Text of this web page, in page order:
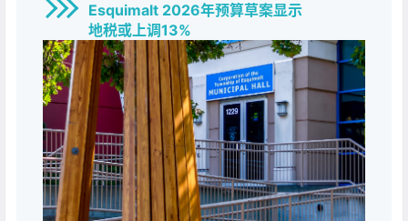
Esquimalt 2026年预算草案显示
地税或上调13%